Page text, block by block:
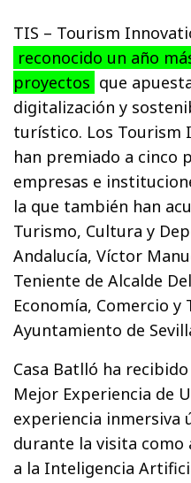
TIS – Tourism
reconocido un año
proyectos que
digitalización y
turístico. Los Tourism
han premiado a cinco
empresas e
la que también han
Turismo, Cultura y
Andalucía, Víctor
Teniente de Alcalde
Economía, Comercio y
Ayuntamiento de
Casa Batlló ha
Mejor Experiencia de
experiencia inmersiva
durante la visita como
a la Inteligencia